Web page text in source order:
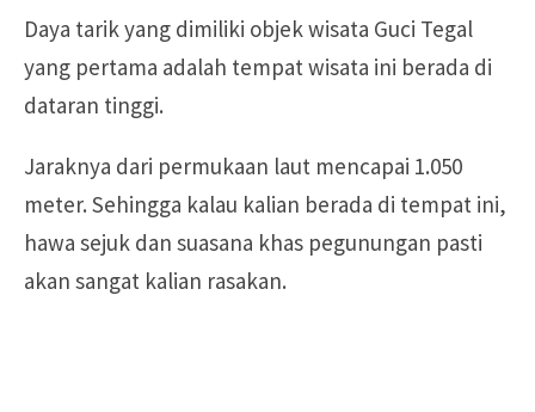
Daya tarik yang dimiliki objek wisata Guci Tegal
yang pertama adalah tempat wisata ini berada di
dataran tinggi.
Jaraknya dari permukaan laut mencapai 1.050
meter. Sehingga kalau kalian berada di tempat ini,
hawa sejuk dan suasana khas pegunungan pasti
akan sangat kalian rasakan.